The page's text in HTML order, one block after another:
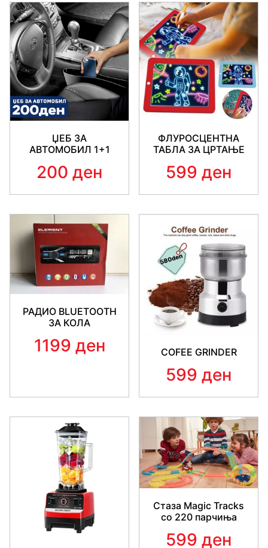
ЏЕБ ЗА
АВТОМОБИЛ 1+1
200 ден
ФЛУРОСЦЕНТНА
ТАБЛА ЗА ЦРТАЊЕ
599 ден
РАДИО BLUETOOTH
ЗА КОЛА
1199 ден COFEE GRINDER
599 ден
Стаза Magic Tracks
со 220 парчиња
599 ден